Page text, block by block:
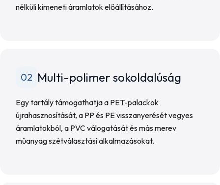
nélküli kimeneti áramlatok előállításához.
02 Multi-polimer sokoldalúság
Egy tartály támogathatja a PET-palackok
újrahasznosítását, a PP és PE visszanyerését vegyes
áramlatokból, a PVC válogatását és más merev
műanyag szétválasztási alkalmazásokat.